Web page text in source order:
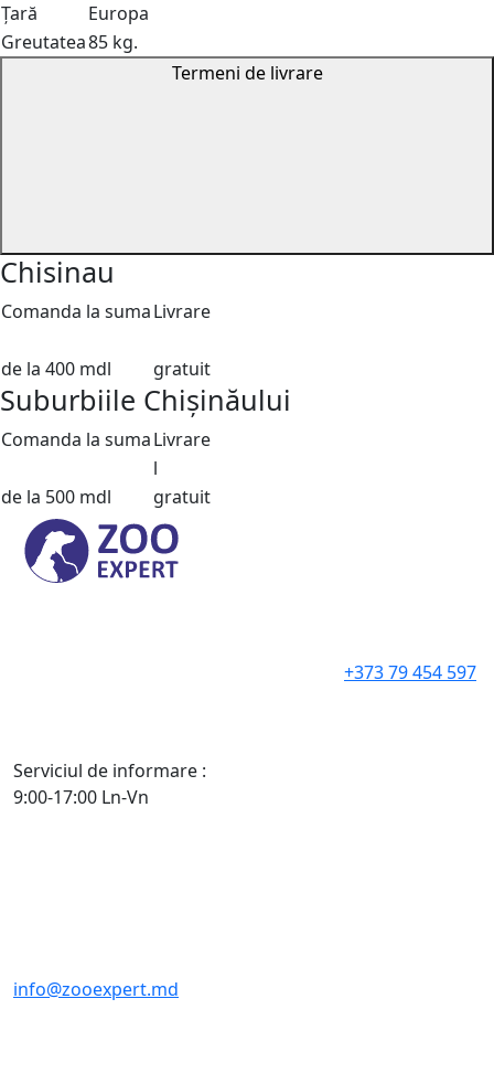
Țară
Europa
Greutatea85 kg.
Termeni de livrare
Chisinau
Comanda la sumaLivrare
de la 400 mdl gratuit
Suburbiile Chișinăului
Comanda la sumaLivrare
l
de la 500 mdl
gratuit
+373 79 454 597
Serviciul de informare :
9:00-17:00 Ln-Vn
info@zooexpert.md